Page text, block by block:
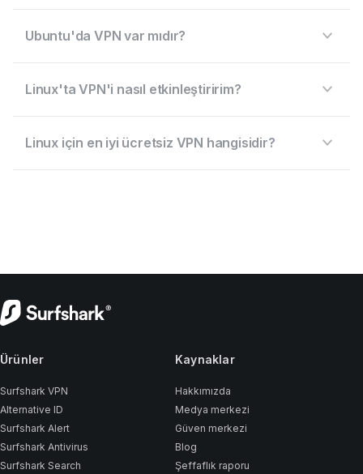
Ubuntu'da VPN var mıdır?
Linux'ta VPN'i nasıl etkinleştiririm?
Linux için en iyi ücretsiz VPN hangisidir?
Ürünler
Surfshark VPN
Alternative ID
Surfshark Alert
Surfshark Antivirus
Surfshark Search
Kaynaklar
Hakkımızda
Medya merkezi
Güven merkezi
Blog
Şeffaflık raporu